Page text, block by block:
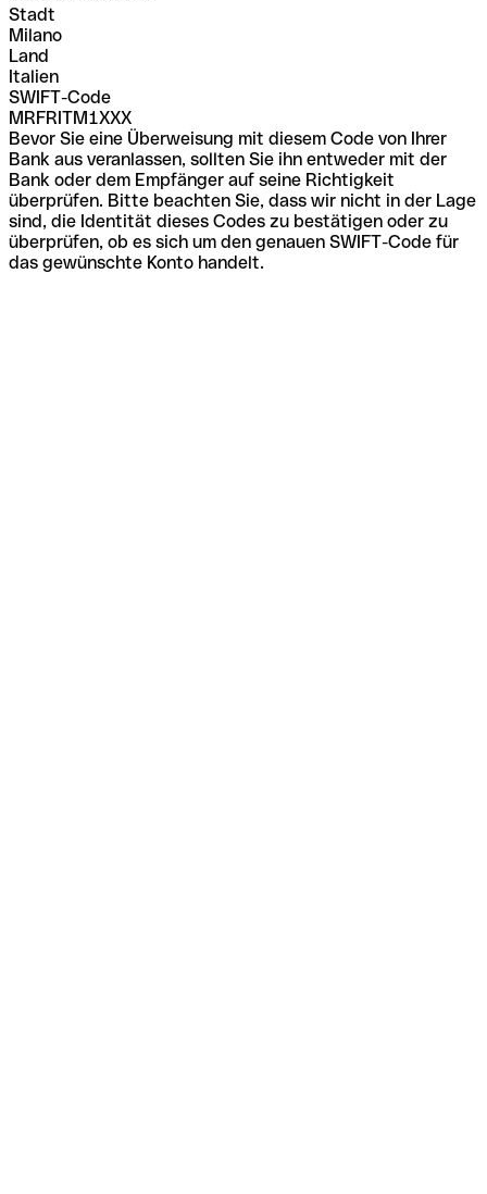
Stadt
Milano
Land
Italien
SWIFT-Code
MRFRITM1XXX
Bevor Sie eine Überweisung mit diesem Code von Ihrer
Bank aus veranlassen, sollten Sie ihn entweder mit der
Bank oder dem Empfänger auf seine Richtigkeit
überprüfen. Bitte beachten Sie, dass wir nicht in der Lage
sind, die Identität dieses Codes zu bestätigen oder zu
überprüfen, ob es sich um den genauen SWIFT-Code für
das gewünschte Konto handelt.